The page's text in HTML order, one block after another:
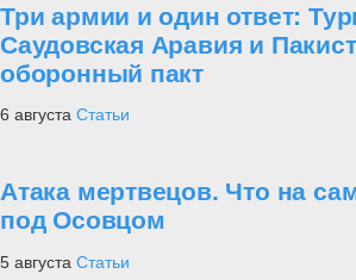
Три армии и один ответ:
Саудовская Аравия и
оборонный пакт
6 августа Статьи
Атака мертвецов. Что на
под Осовцом
5 августа Статьи